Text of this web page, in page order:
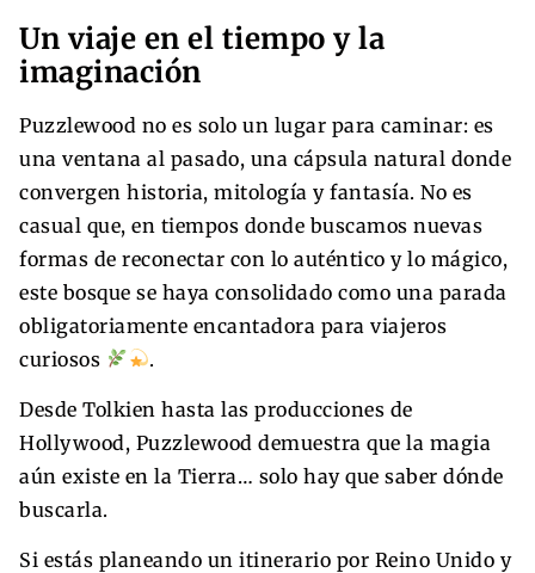
Un viaje en el tiempo y la
imaginación
Puzzlewood no es solo un lugar para caminar: es
una ventana al pasado, una cápsula natural donde
convergen historia, mitología y fantasía. No es
casual que, en tiempos donde buscamos nuevas
formas de reconectar con lo auténtico y lo mágico,
este bosque se haya consolidado como una parada
obligatoriamente encantadora para viajeros
curiosos
.
Desde Tolkien hasta las producciones de
Hollywood, Puzzlewood demuestra que la magia
aún existe en la Tierra… solo hay que saber dónde
buscarla.
Si estás planeando un itinerario por Reino Unido y